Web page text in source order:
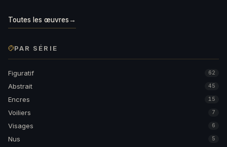
Toutes les œuvres→
PAR SÉRIE
Figuratif 62
Abstrait 45
Encres 15
Voiliers 7
Visages 6
Nus 5